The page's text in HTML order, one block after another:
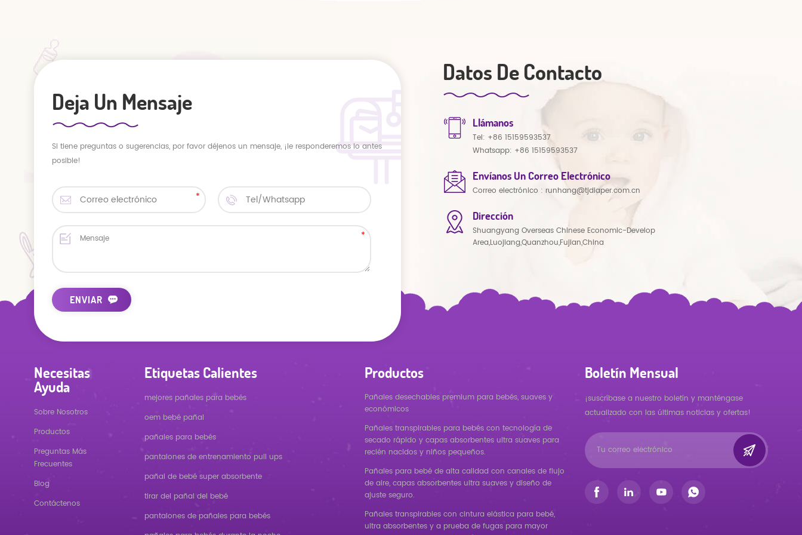
Deja Un Mensaje
Si tiene preguntas o sugerencias, por favor déjenos un mensaje, ¡le responderemos lo antes
posible!
Datos De Contacto
Llámanos
Tel: +86 15159593537
Whatsapp: +86 15159593537
Envíanos Un Correo Electrónico
Correo electrónico : runhang@tjdiaper.com.cn
Dirección
Shuangyang Overseas Chinese Economic-Develop
Area,Luojiang,Quanzhou,Fujian,China
Necesitas
Ayuda
Sobre Nosotros
Productos
Preguntas Más
Frecuentes
Blog
Contáctenos
Etiquetas Calientes
mejores pañales para bebés
oem bebé pañal
pañales para bebés
pantalones de entrenamiento pull ups
pañal de bebé super absorbente
tirar del pañal del bebé
pantalones de pañales para bebés
Productos
Pañales desechables premium para bebés, suaves y
económicos
Pañales transpirables para bebés con tecnología de
secado rápido y capas absorbentes ultra suaves para
recién nacidos y niños pequeños.
Pañales para bebé de alta calidad con canales de flujo
de aire, capas absorbentes ultra suaves y diseño de
ajuste seguro.
Pañales transpirables con cintura elástica para bebé,
ultra absorbentes y a prueba de fugas para mayor
Boletín Mensual
¡suscríbase a nuestro boletín y manténgase
actualizado con las últimas noticias y ofertas!